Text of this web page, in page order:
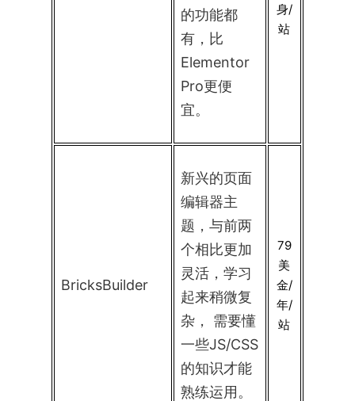
的功能都
有，比
Elementor
Pro更便
宜。
身/
站
BricksBuilder
新兴的页面
编辑器主
题，与前两
个相比更加
灵活，学习
起来稍微复
杂， 需要懂
一些JS/CSS
的知识才能
熟练运用。
79
美
金/
年/
站